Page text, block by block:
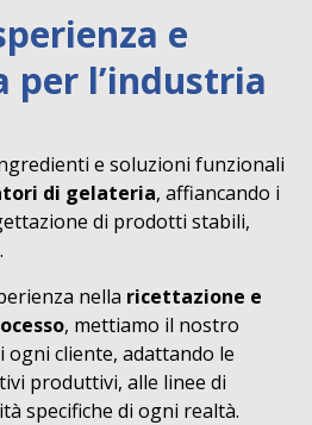
e
per l’industria
e soluzioni funzionali
di gelateria, affiancando i
di prodotti stabili,
nella ricettazione e
, mettiamo il nostro
ogni cliente, adattando le
produttivi, alle linee di
specifiche di ogni realtà.